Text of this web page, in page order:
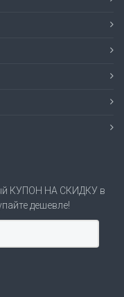
КУПОН НА СКИДКУ в
дешевле!